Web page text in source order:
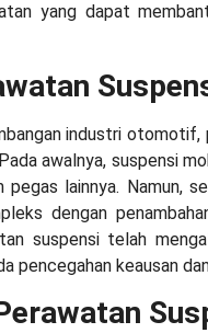
yang dapat
industri
awalnya, suspensi
pegas lainnya. Namun,
dengan
suspensi telah
pencegahan keausan